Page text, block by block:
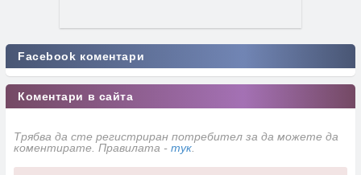
Facebook коментари
Коментари в сайта
Трябва да сте регистриран потребител за да можете да
коментирате. Правилата - тук